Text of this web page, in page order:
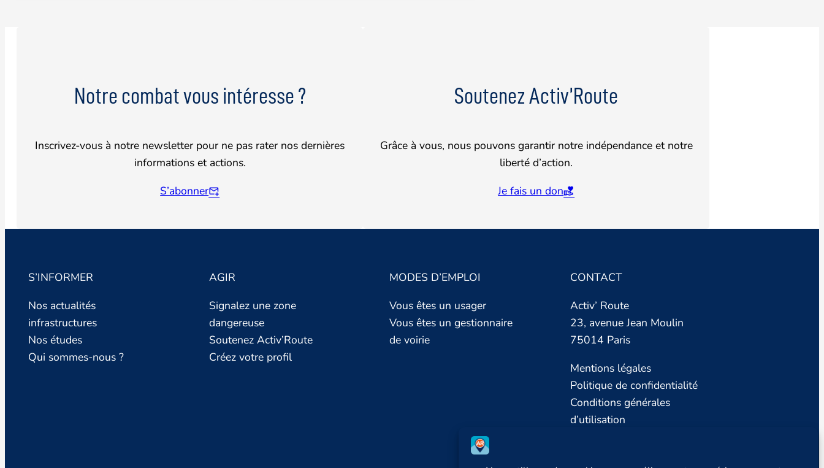
Notre combat vous intéresse ?
Inscrivez-vous à notre newsletter pour ne pas rater nos dernières
informations et actions.
S’abonner
Soutenez Activ’Route
Grâce à vous, nous pouvons garantir notre indépendance et notre
liberté d’action.
Je fais un don
S’INFORMER
Nos actualités
infrastructures
Nos études
Qui sommes-nous ?
AGIR
Signalez une zone
dangereuse
Soutenez Activ’Route
Créez votre profil
MODES D’EMPLOI
Vous êtes un usager
Vous êtes un gestionnaire
de voirie
CONTACT
Activ’ Route
23, avenue Jean Moulin
75014 Paris
Mentions légales
Politique de confidentialité
Conditions générales
d’utilisation